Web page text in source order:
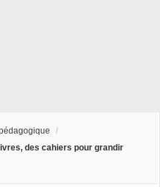
/
des cahiers pour grandir